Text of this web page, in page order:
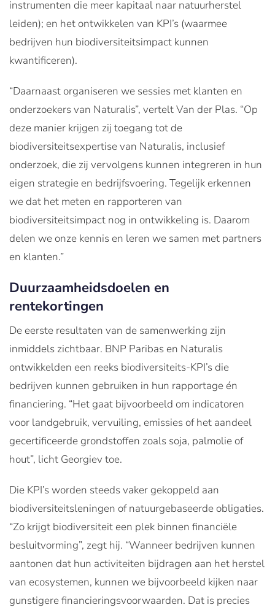
instrumenten die meer kapitaal naar natuurherstel
leiden); en het ontwikkelen van KPI’s (waarmee
bedrijven hun biodiversiteitsimpact kunnen
kwantificeren).
“Daarnaast organiseren we sessies met klanten en
onderzoekers van Naturalis”, vertelt Van der Plas. “Op
deze manier krijgen zij toegang tot de
biodiversiteitsexpertise van Naturalis, inclusief
onderzoek, die zij vervolgens kunnen integreren in hun
eigen strategie en bedrijfsvoering. Tegelijk erkennen
we dat het meten en rapporteren van
biodiversiteitsimpact nog in ontwikkeling is. Daarom
delen we onze kennis en leren we samen met partners
en klanten.”
Duurzaamheidsdoelen en
rentekortingen
De eerste resultaten van de samenwerking zijn
inmiddels zichtbaar. BNP Paribas en Naturalis
ontwikkelden een reeks biodiversiteits-KPI’s die
bedrijven kunnen gebruiken in hun rapportage én
financiering. “Het gaat bijvoorbeeld om indicatoren
voor landgebruik, vervuiling, emissies of het aandeel
gecertificeerde grondstoffen zoals soja, palmolie of
hout”, licht Georgiev toe.
Die KPI’s worden steeds vaker gekoppeld aan
biodiversiteitsleningen of natuurgebaseerde obligaties.
“Zo krijgt biodiversiteit een plek binnen financiële
besluitvorming”, zegt hij. “Wanneer bedrijven kunnen
aantonen dat hun activiteiten bijdragen aan het herstel
van ecosystemen, kunnen we bijvoorbeeld kijken naar
gunstigere financieringsvoorwaarden. Dat is precies